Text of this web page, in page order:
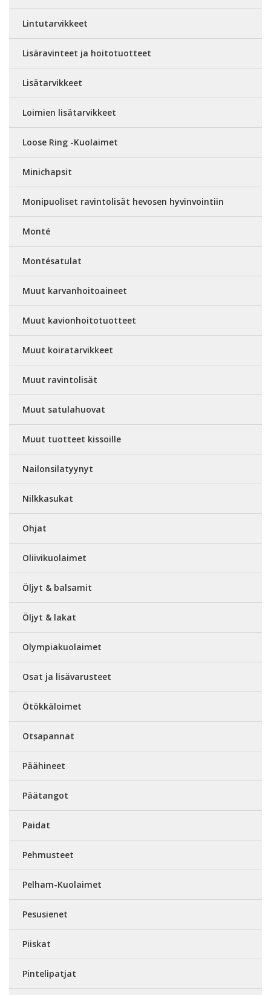
Lintutarvikkeet
Lisäravinteet ja hoitotuotteet
Lisätarvikkeet
Loimien lisätarvikkeet
Loose Ring -Kuolaimet
Minichapsit
Monipuoliset ravintolisät hevosen hyvinvointiin
Monté
Montésatulat
Muut karvanhoitoaineet
Muut kavionhoitotuotteet
Muut koiratarvikkeet
Muut ravintolisät
Muut satulahuovat
Muut tuotteet kissoille
Nailonsilatyynyt
Nilkkasukat
Ohjat
Oliivikuolaimet
Öljyt & balsamit
Öljyt & lakat
Olympiakuolaimet
Osat ja lisävarusteet
Ötökkäloimet
Otsapannat
Päähineet
Päätangot
Paidat
Pehmusteet
Pelham-Kuolaimet
Pesusienet
Piiskat
Pintelipatjat